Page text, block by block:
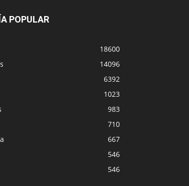
POPULAR
18600
14096
6392
1023
983
710
667
546
546